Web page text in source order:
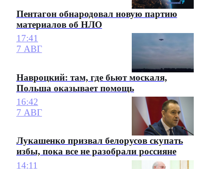
Пентагон обнародовал новую партию
материалов об НЛО
17:41
7 АВГ
Навроцкий: там, где бьют москаля,
Польша оказывает помощь
16:42
7 АВГ
Лукашенко призвал белорусов скупать
избы, пока все не разобрали россияне
14:11